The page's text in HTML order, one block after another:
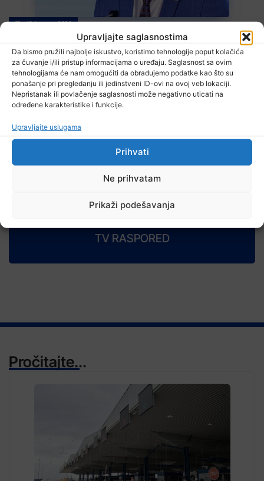
Upravljajte saglasnostima
Da bismo pružili najbolje iskustvo, koristimo tehnologije poput kolačića
za čuvanje i/ili pristup informacijama o uređaju. Saglasnost sa ovim
tehnologijama će nam omogućiti da obrađujemo podatke kao što su
ponašanje pri pregledanju ili jedinstveni ID-ovi na ovoj veb lokaciji.
Nepristanak ili povlačenje saglasnosti može negativno uticati na
određene karakteristike i funkcije.
Upravljajte uslugama
Prihvati
Ne prihvatam
Prikaži podešavanja
10 Augusta, 2026
Suljagić o postupcima protiv zaposlenika Memorijalnog centra:
Nećete uspjeti, sada znamo
Danas isplata invalidnina za juli u Federaciji BiH
TV RASPORED
Pročitajte...